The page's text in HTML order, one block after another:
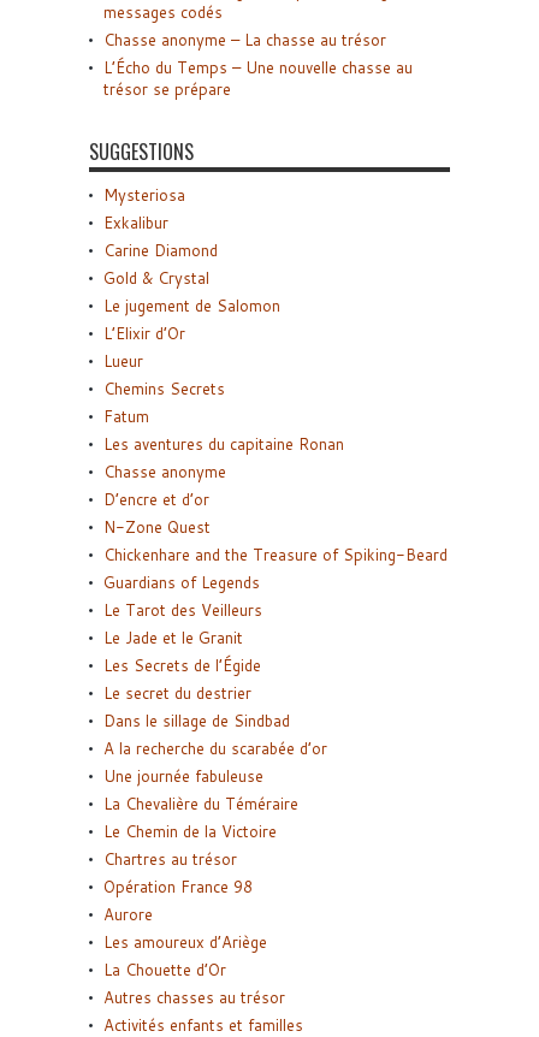
messages codés
Chasse anonyme – La chasse au trésor
L’Écho du Temps – Une nouvelle chasse au
trésor se prépare
SUGGESTIONS
Mysteriosa
Exkalibur
Carine Diamond
Gold & Crystal
Le jugement de Salomon
L’Elixir d’Or
Lueur
Chemins Secrets
Fatum
Les aventures du capitaine Ronan
Chasse anonyme
D’encre et d’or
N-Zone Quest
Chickenhare and the Treasure of Spiking-Beard
Guardians of Legends
Le Tarot des Veilleurs
Le Jade et le Granit
Les Secrets de l’Égide
Le secret du destrier
Dans le sillage de Sindbad
A la recherche du scarabée d’or
Une journée fabuleuse
La Chevalière du Téméraire
Le Chemin de la Victoire
Chartres au trésor
Opération France 98
Aurore
Les amoureux d’Ariège
La Chouette d’Or
Autres chasses au trésor
Activités enfants et familles